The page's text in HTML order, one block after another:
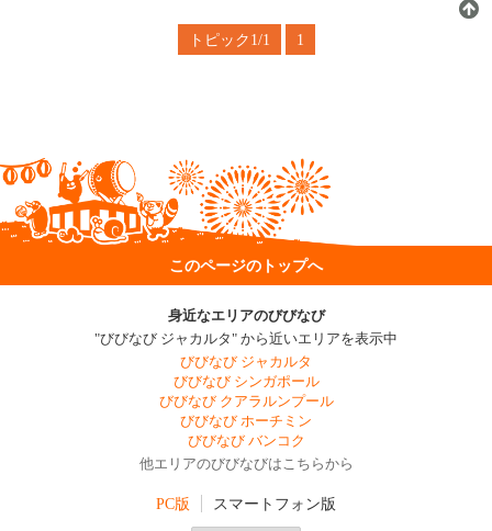
トピック1/1 1
このページのトップへ
身近なエリアのびびなび
"びびなび ジャカルタ" から近いエリアを表示中
びびなび ジャカルタ
びびなび シンガポール
びびなび クアラルンプール
びびなび ホーチミン
びびなび バンコク
他エリアのびびなびはこちらから
PC版 スマートフォン版